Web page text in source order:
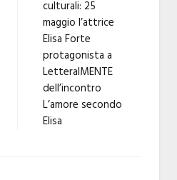
culturali: 25
maggio l’attrice
Elisa Forte
protagonista a
LetteralMENTE
dell’incontro
L’amore secondo
Elisa